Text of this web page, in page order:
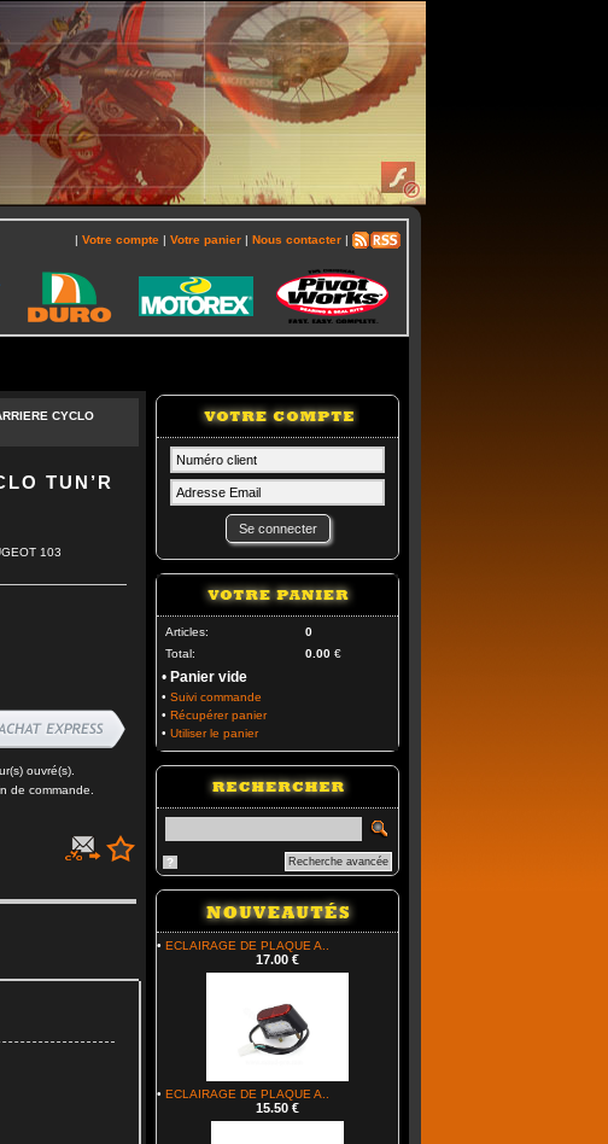
| Votre compte | Votre panier | Nous contacter |
CYCLO
TUN’R
103
ouvré(s).
de commande.
Articles:
0
Total:
0.00 €
• Panier vide
• Suivi commande
• Récupérer panier
• Utiliser le panier
? Recherche avancée
• ECLAIRAGE DE PLAQUE A..
17.00 €
• ECLAIRAGE DE PLAQUE A..
15.50 €